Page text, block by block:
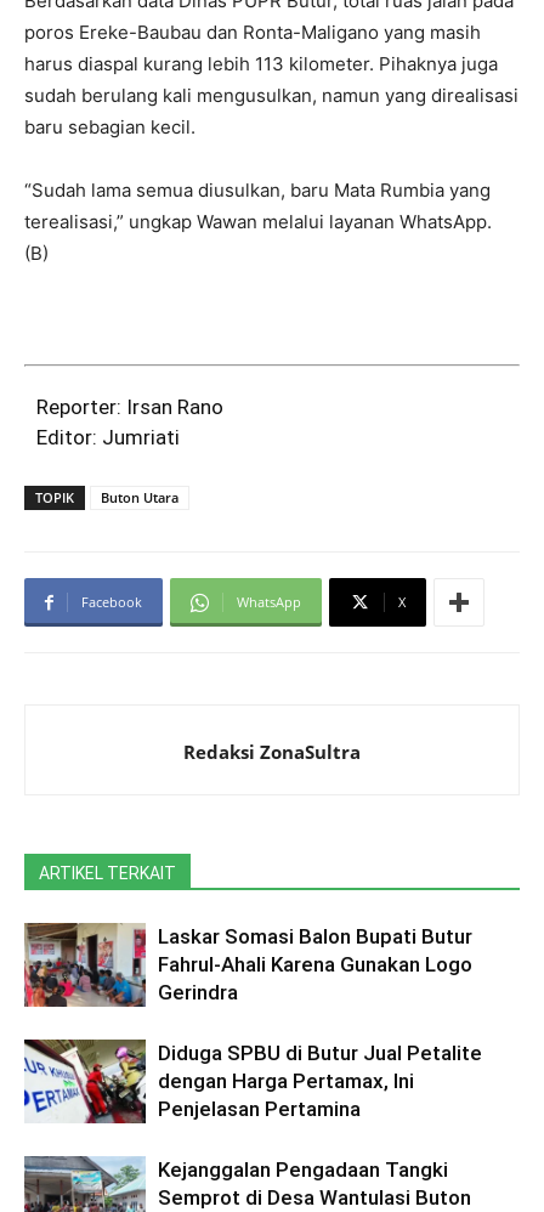
poros Ereke-Baubau dan Ronta-Maligano yang masih
harus diaspal kurang lebih 113 kilometer. Pihaknya juga
sudah berulang kali mengusulkan, namun yang direalisasi
baru sebagian kecil.
“Sudah lama semua diusulkan, baru Mata Rumbia yang
terealisasi,” ungkap Wawan melalui layanan WhatsApp.
(B)
Reporter: Irsan Rano
Editor: Jumriati
TOPIK Buton Utara
Facebook WhatsApp X
Redaksi ZonaSultra
ARTIKEL TERKAIT
Laskar Somasi Balon Bupati Butur
Fahrul-Ahali Karena Gunakan Logo
Gerindra
Diduga SPBU di Butur Jual Petalite
dengan Harga Pertamax, Ini
Penjelasan Pertamina
Kejanggalan Pengadaan Tangki
Semprot di Desa Wantulasi Buton